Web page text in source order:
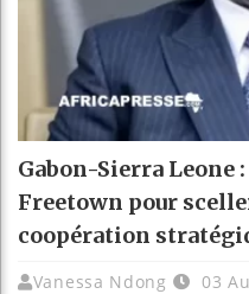
Gabon-Sierra Leone
Freetown pour
coopération
Vanessa Ndong 03